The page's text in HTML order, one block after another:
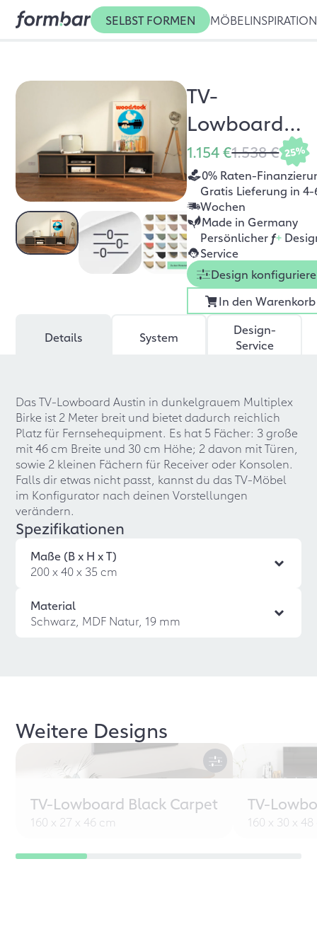
SELBST FORMEN MÖBEL INSPIRATION
TV-
Lowboard
Austin
1.154 €1.538 € 25%
0% Raten-
Gratis Lieferung in 4-
Wochen
Made in Germany
Persönlicher f+
Service
Design
In den Warenkorb
Details System
Design-
Service
Das TV-Lowboard Austin in dunkelgrauem Multiplex
Birke ist 2 Meter breit und bietet dadurch reichlich
Platz für Fernsehequipment. Es hat 5 Fächer: 3 große
mit 46 cm Breite und 30 cm Höhe; 2 davon mit Türen,
sowie 2 kleinen Fächern für Receiver oder Konsolen.
Falls dir etwas nicht passt, kannst du das TV-Möbel
im Konfigurator nach deinen Vorstellungen
verändern.
Spezifikationen
Maße (B x H x T)
200 x 40 x 35 cm
Material
Schwarz, MDF Natur, 19 mm
Weitere Designs
TV-Lowboard Black Carpet
160 x 27 x 46 cm
TV-
160 x 30 x